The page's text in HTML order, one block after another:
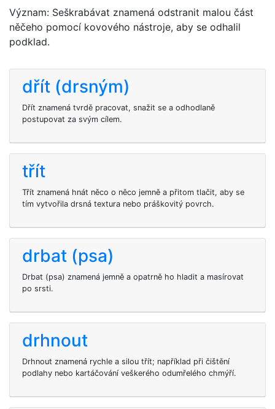
Význam: Seškrabávat znamená odstranit malou část
něčeho pomocí kovového nástroje, aby se odhalil
podklad.
dřít (drsným)
Dřít znamená tvrdě pracovat, snažit se a odhodlaně
postupovat za svým cílem.
třít
Třít znamená hnát něco o něco jemně a přitom tlačit, aby se
tím vytvořila drsná textura nebo práškovitý povrch.
drbat (psa)
Drbat (psa) znamená jemně a opatrně ho hladit a masírovat
po srsti.
drhnout
Drhnout znamená rychle a silou třít; například při čištění
podlahy nebo kartáčování veškerého odumřelého chmýří.